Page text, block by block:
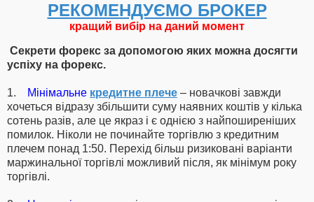
РЕКОМЕНДУЄМО БРОКЕР
кращий вибір на даний момент
Секрети форекс за допомогою яких можна досягти
успіху на форекс.
1. Мінімальне кредитне плече – новачкові завжди
хочеться відразу збільшити суму наявних коштів у кілька
сотень разів, але це якраз і є однією з найпоширеніших
помилок. Ніколи не починайте торгівлю з кредитним
плечем понад 1:50. Перехід більш ризиковані варіанти
маржинальної торгівлі можливий після, як мінімум року
торгівлі.